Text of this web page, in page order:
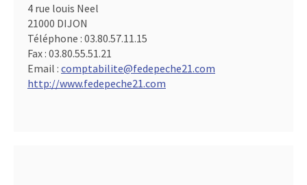
4 rue louis Neel
21000 DIJON
Téléphone : 03.80.57.11.15
Fax : 03.80.55.51.21
Email : comptabilite@fedepeche21.com
http://www.fedepeche21.com